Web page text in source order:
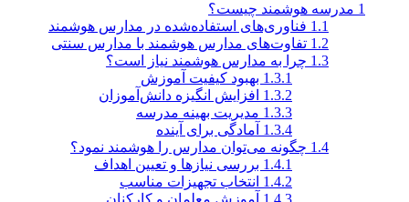
1 مدرسه هوشمند چیست؟
1.1 فناوری‌های استفاده‌شده در مدارس هوشمند
1.2 تفاوت‌های مدارس هوشمند با مدارس سنتی
1.3 چرا به مدارس هوشمند نیاز است؟
1.3.1 بهبود کیفیت آموزش
1.3.2 افزایش انگیزه دانش‌آموزان
1.3.3 مدیریت بهینه مدرسه
1.3.4 آمادگی برای آینده
1.4 چگونه می‌توان مدارس را هوشمند نمود؟
1.4.1 بررسی نیازها و تعیین اهداف
1.4.2 انتخاب تجهیزات مناسب